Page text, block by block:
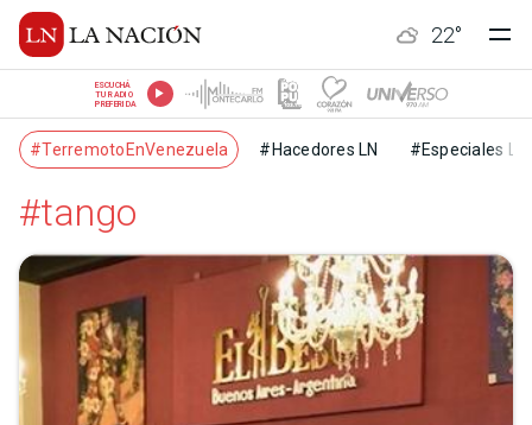
22°
ESCUCHÁ
TU RADIO
PREFERIDA
#TerremotoEnVenezuela #Hacedores LN #Especiales LN
#tango